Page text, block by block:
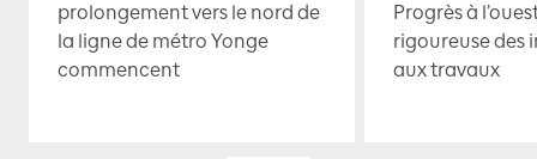
prolongement vers le nord de
la ligne de métro Yonge
commencent
Progrès à
rigoureuse des
aux travaux